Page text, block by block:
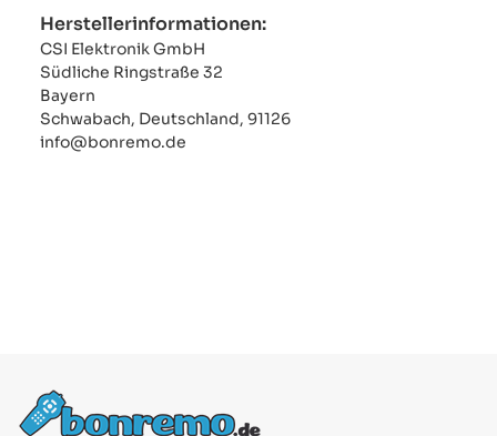
Herstellerinformationen:
CSI Elektronik GmbH
Südliche Ringstraße 32
Bayern
Schwabach, Deutschland, 91126
info@bonremo.de